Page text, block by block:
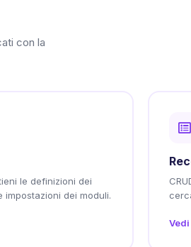
con la
le definizioni dei
impostazioni dei moduli.